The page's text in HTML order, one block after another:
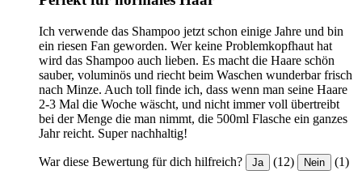
Ich verwende das Shampoo jetzt schon einige Jahre und bin
ein riesen Fan geworden. Wer keine Problemkopfhaut hat
wird das Shampoo auch lieben. Es macht die Haare schön
sauber, voluminös und riecht beim Waschen wunderbar frisch
nach Minze. Auch toll finde ich, dass wenn man seine Haare
2-3 Mal die Woche wäscht, und nicht immer voll übertreibt
bei der Menge die man nimmt, die 500ml Flasche ein ganzes
Jahr reicht. Super nachhaltig!
War diese Bewertung für dich hilfreich? Ja (12) Nein (1)